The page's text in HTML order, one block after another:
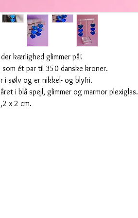
der kærlighed glimmer på!
ét par til 350 danske kroner.
i sølv og er nikkel- og blyfri.
i blå spejl, glimmer og marmor plexiglas.
x 2 cm.